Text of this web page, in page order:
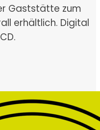
Gaststätte zum
erhältlich. Digital